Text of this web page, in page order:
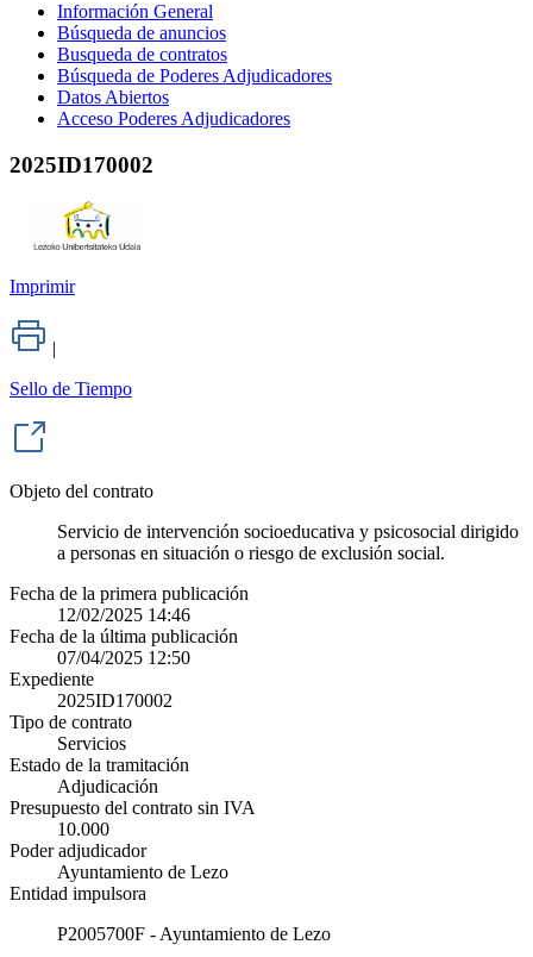
Información General
Búsqueda de anuncios
Busqueda de contratos
Búsqueda de Poderes Adjudicadores
Datos Abiertos
Acceso Poderes Adjudicadores
2025ID170002
Imprimir
|
Sello de Tiempo
Objeto del contrato
Servicio de intervención socioeducativa y psicosocial dirigido
a personas en situación o riesgo de exclusión social.
Fecha de la primera publicación
12/02/2025 14:46
Fecha de la última publicación
07/04/2025 12:50
Expediente
2025ID170002
Tipo de contrato
Servicios
Estado de la tramitación
Adjudicación
Presupuesto del contrato sin IVA
10.000
Poder adjudicador
Ayuntamiento de Lezo
Entidad impulsora
P2005700F - Ayuntamiento de Lezo